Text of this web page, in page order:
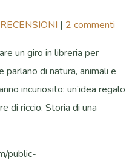
RECENSIONI | 2 commenti
un giro in libreria per
di natura, animali e
incuriosito: un’idea regalo
di riccio. Storia di una